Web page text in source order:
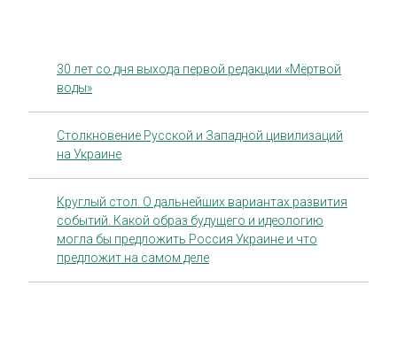
30 лет со дня выхода первой редакции «Мёртвой
воды»
Столкновение Русской и Западной цивилизаций
на Украине
Круглый стол. О дальнейших вариантах развития
событий. Какой образ будущего и идеологию
могла бы предложить Россия Украине и что
предложит на самом деле